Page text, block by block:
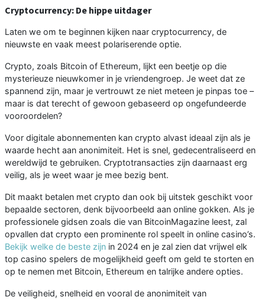
Cryptocurrency: De hippe uitdager
Laten we om te beginnen kijken naar cryptocurrency, de
nieuwste en vaak meest polariserende optie.
Crypto, zoals Bitcoin of Ethereum, lijkt een beetje op die
mysterieuze nieuwkomer in je vriendengroep. Je weet dat ze
spannend zijn, maar je vertrouwt ze niet meteen je pinpas toe –
maar is dat terecht of gewoon gebaseerd op ongefundeerde
vooroordelen?
Voor digitale abonnementen kan crypto alvast ideaal zijn als je
waarde hecht aan anonimiteit. Het is snel, gedecentraliseerd en
wereldwijd te gebruiken. Cryptotransacties zijn daarnaast erg
veilig, als je weet waar je mee bezig bent.
Dit maakt betalen met crypto dan ook bij uitstek geschikt voor
bepaalde sectoren, denk bijvoorbeeld aan online gokken. Als je
professionele gidsen zoals die van BitcoinMagazine leest, zal
opvallen dat crypto een prominente rol speelt in online casino’s.
Bekijk welke de beste zijn in 2024 en je zal zien dat vrijwel elk
top casino spelers de mogelijkheid geeft om geld te storten en
op te nemen met Bitcoin, Ethereum en talrijke andere opties.
De veiligheid, snelheid en vooral de anonimiteit van